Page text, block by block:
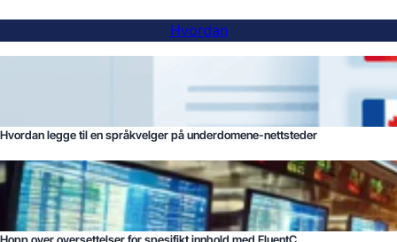
Hvordan
Hvordan legge til en språkvelger på underdomene-nettsteder